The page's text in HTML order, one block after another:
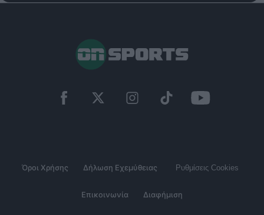
Όροι Χρήσης Δήλωση Εχεμύθειας Ρυθμίσεις Cookies
Επικοινωνία Διαφήμιση